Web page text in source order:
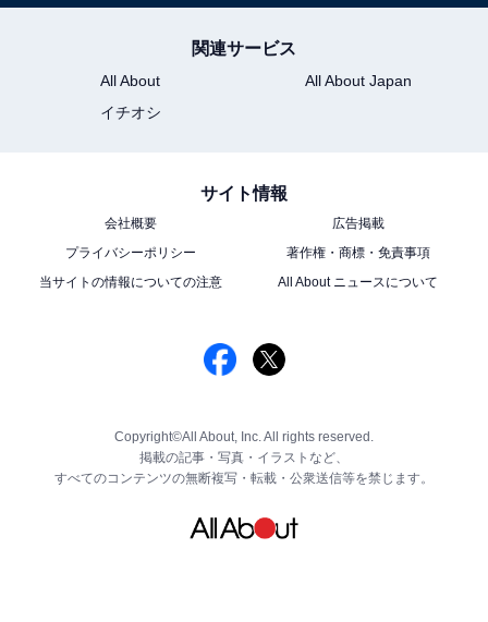
関連サービス
All About
All About Japan
イチオシ
サイト情報
会社概要
広告掲載
プライバシーポリシー
著作権・商標・免責事項
当サイトの情報についての注意
All About ニュースについて
Copyright©All About, Inc. All rights reserved.
掲載の記事・写真・イラストなど、
すべてのコンテンツの無断複写・転載・公衆送信等を禁じます。